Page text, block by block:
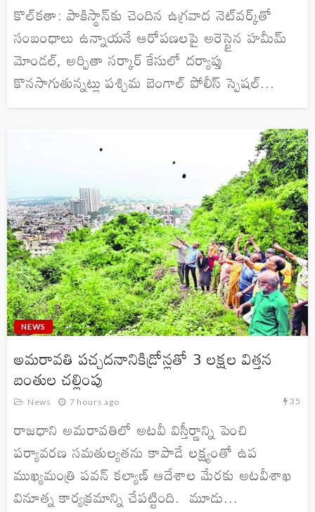
కొల్‌కతా: పాకిస్థాన్‌కు చెందిన ఉగ్రవాద నెట్‌వర్క్‌తో
సంబంధాలు ఉన్నాయనే ఆరోపణలపై అరెస్టైన హమీమ్
మోండల్, అర్పితా సర్కార్ కేసులో దర్యాప్తు
కొనసాగుతున్నట్లు పశ్చిమ బెంగాల్ పోలీస్ స్పెషల్...
NEWS
అమరావతి పచ్చదనానికిడ్రోన్లతో 3 లక్షల విత్తన
బంతుల చల్లింపు
News 7 hours ago 35
రాజధాని అమరావతిలో అటవీ విస్తీర్ణాన్ని పెంచి
పర్యావరణ సమతుల్యతను కాపాడే లక్ష్యంతో ఉప
ముఖ్యమంత్రి పవన్ కల్యాణ్ ఆదేశాల మేరకు అటవీశాఖ
వినూత్న కార్యక్రమాన్ని చేపట్టింది. మూడు...